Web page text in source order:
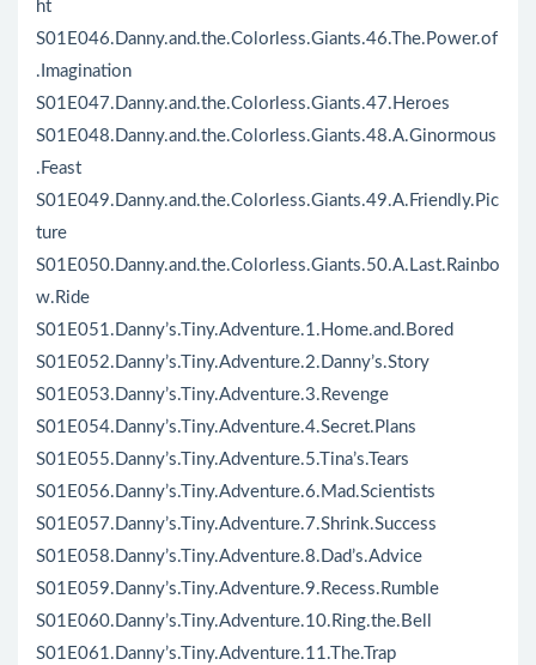
ht
S01E046.Danny.and.the.Colorless.Giants.46.The.Power.of
.Imagination
S01E047.Danny.and.the.Colorless.Giants.47.Heroes
S01E048.Danny.and.the.Colorless.Giants.48.A.Ginormous
.Feast
S01E049.Danny.and.the.Colorless.Giants.49.A.Friendly.Pic
ture
S01E050.Danny.and.the.Colorless.Giants.50.A.Last.Rainbo
w.Ride
S01E051.Danny’s.Tiny.Adventure.1.Home.and.Bored
S01E052.Danny’s.Tiny.Adventure.2.Danny’s.Story
S01E053.Danny’s.Tiny.Adventure.3.Revenge
S01E054.Danny’s.Tiny.Adventure.4.Secret.Plans
S01E055.Danny’s.Tiny.Adventure.5.Tina’s.Tears
S01E056.Danny’s.Tiny.Adventure.6.Mad.Scientists
S01E057.Danny’s.Tiny.Adventure.7.Shrink.Success
S01E058.Danny’s.Tiny.Adventure.8.Dad’s.Advice
S01E059.Danny’s.Tiny.Adventure.9.Recess.Rumble
S01E060.Danny’s.Tiny.Adventure.10.Ring.the.Bell
S01E061.Danny’s.Tiny.Adventure.11.The.Trap